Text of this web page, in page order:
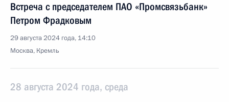
Встреча с председателем ПАО «Промсвязьбанк»
Петром Фрадковым
29 августа 2024 года, 14:10
Москва, Кремль
28 августа 2024 года, среда